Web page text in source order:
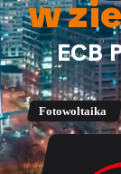
w
ECB